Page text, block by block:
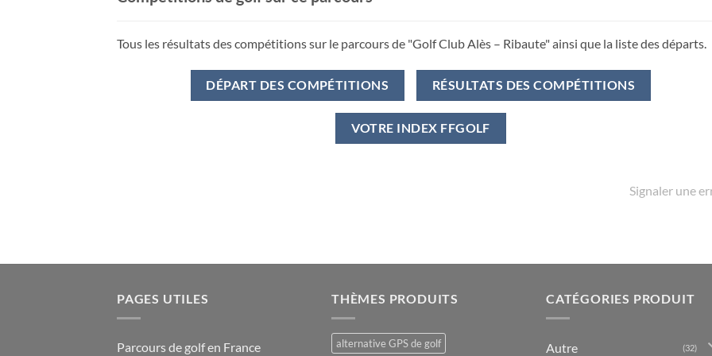
Tous les résultats des compétitions sur le parcours de "Golf Club Alès – Ribaute" ainsi que la liste des départs.
DÉPART DES COMPÉTITIONS RÉSULTATS DES COMPÉTITIONS
VOTRE INDEX FFGOLF
Signaler une
PAGES UTILES
Parcours de golf en France
THÈMES PRODUITS
alternative GPS de golf
CATÉGORIES PRODUIT
Autre (32)